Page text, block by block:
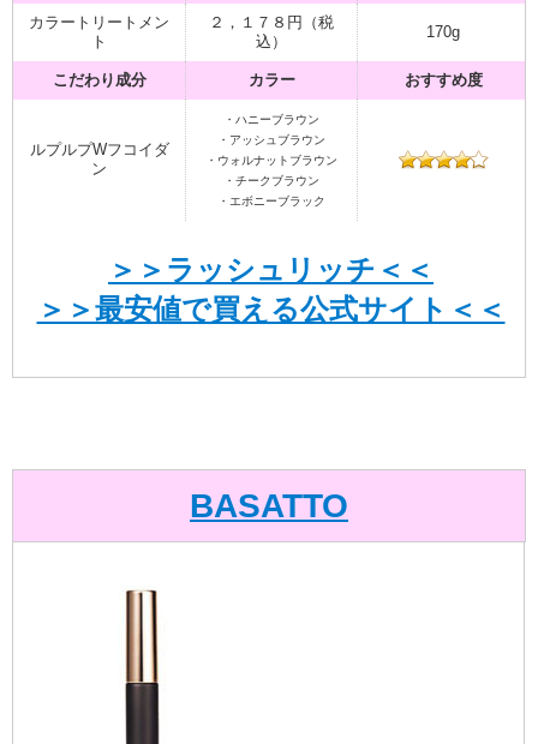
カラートリートメン
ト
２，１７８円（税
込）
170g
こだわり成分 カラー おすすめ度
ルプルプWフコイダ
ン
・ハニーブラウン
・アッシュブラウン
・ウォルナットブラウン
・チークブラウン
・エボニーブラック
＞＞ラッシュリッチ＜＜
＞＞最安値で買える公式サイト＜＜
BASATTO